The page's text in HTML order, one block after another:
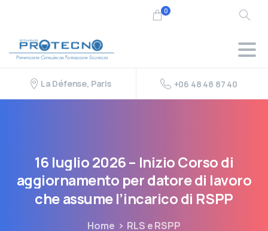
0
La Défense, Paris +06 48 48 87 40
16 luglio2026– InizioCorsodi
aggiornamento perdatoredi lavoro
cheassumel’incaricodi RSPP
Home
RLS e RSPP